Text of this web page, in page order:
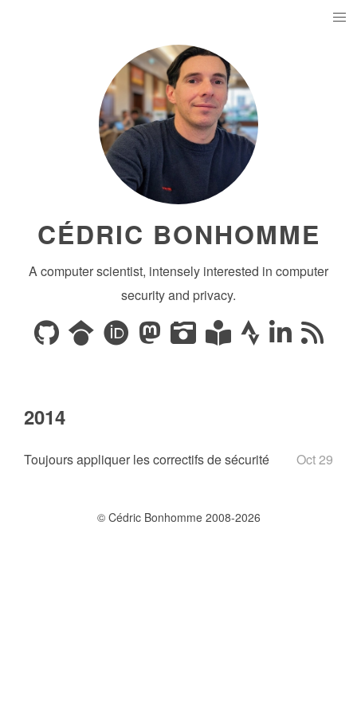
CÉDRIC BONHOMME
A computer scientist, intensely interested in computer
security and privacy.
2014
Toujours appliquer les correctifs de sécurité Oct 29
© Cédric Bonhomme 2008-2026